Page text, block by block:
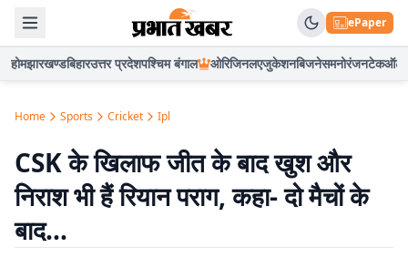
ePaper
होमझारखण्डबिहारउत्तर प्रदेशपश्चिम बंगाल ओरिजिनलएजुकेशनबिजनेसमनोरंजनटेकऑटो
Home Sports Cricket Ipl
CSK के खिलाफ जीत के बाद खुश और
निराश भी हैं रियान पराग, कहा- दो मैचों के
बाद…